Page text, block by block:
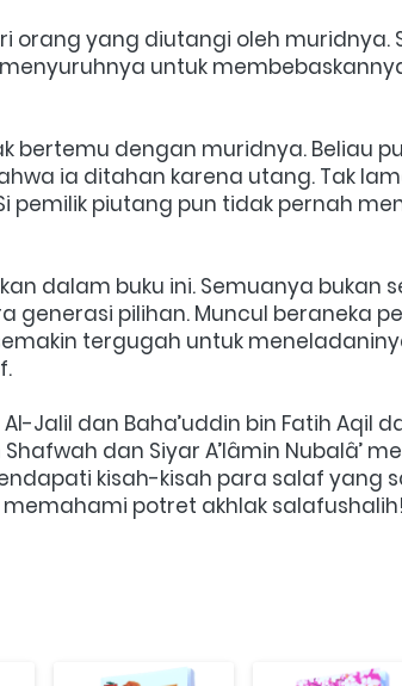
orang yang diutangi oleh muridnya.
untuk
bertemu dengan muridnya. Beliau
ia ditahan karena utang. Tak
pemilik piutang pun tidak pernah
dalam buku ini. Semuanya bukan
generasi pilihan. Muncul beraneka
tergugah untuk
Jalil dan Baha’uddin bin Fatih
dan Siyar A’lâmin Nubalâ’
kisah-kisah para salaf yang
potret akhlak salafushalih!